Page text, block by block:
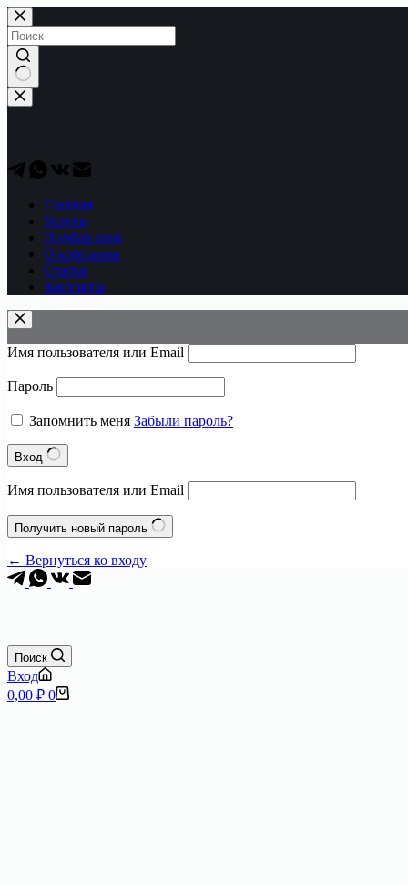
Перейти
к
сути
Ничего
не
Главная
Услуги
Подбор шин
О компании
Статьи
Контакты
Имя пользователя или Email
Пароль
Запомнить меня Забыли пароль?
Вход
Имя пользователя или Email
Получить новый пароль
← Вернуться ко входу
Поиск
Вход
Корзина
0,00 ₽ 0